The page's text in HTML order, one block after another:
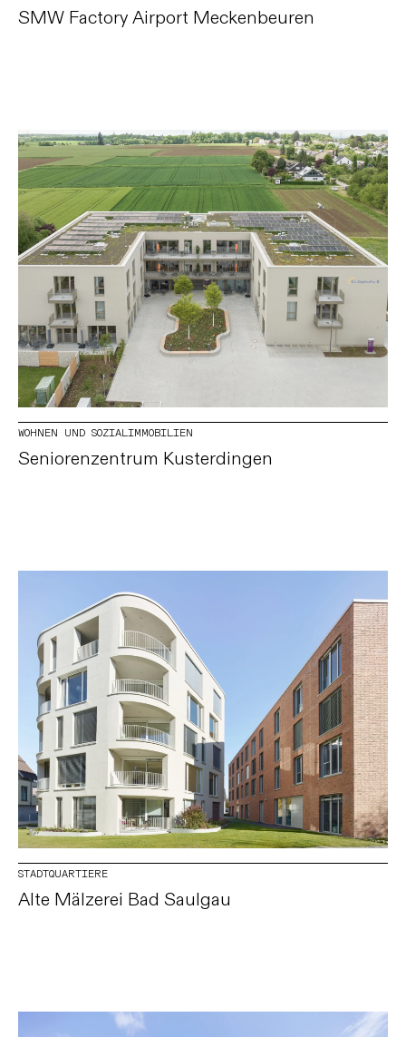
SMW Factory Airport Meckenbeuren
WOHNEN UND SOZIALIMMOBILIEN
Seniorenzentrum Kusterdingen
STADTQUARTIERE
Alte Mälzerei Bad Saulgau